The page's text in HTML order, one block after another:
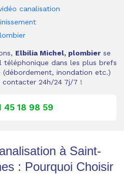
canalisation
Elbilia Michel, plombier se
téléphonique dans les plus brefs
inondation etc.)
contacter 24h/24 7j/7 !
45 18 98 59
à Saint-
: Pourquoi Choisir